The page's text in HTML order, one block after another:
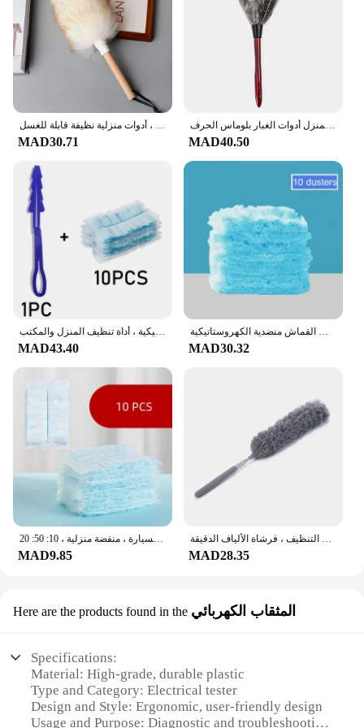
MAD30.71
ريشة المنفضة ريش النعام المنفضة مع مقبض الخشب فرشاة الغبار الملحقات لتنظيف المنزل أدوات الغبار بلوماس الحرف
MAD40.50
منافض للاستعمال مرة واحدة برؤوس استبدال ، فرشاة تنظيف قابلة للتحجيم ، عبوات منفضة واجب ، منفضة الكتروستاتيكية ، أداة تنظيف المنزل والمكتب
MAD43.40
تمديد القطب مجمع الغبار للمنزل المتاح الألياف القماش منضدية الكهروستاتيكية Precipitator لتنظيف الارتفاعات العالية
MAD30.32
فرشاة غبار مايكروفايبر للاستعمال مرة واحدة ، ألياف ماصة ، تكييف هواء ، تنظيف أثاث السيارة ، منفضة منزلية ، 10: 50: 20
MAD9.85
منفضة الغبار الكهروستاتيكية ، تلسكوبية ، مرنة ، الفولاذ المقاوم للصدأ ، الريش المنزلي ، أداة التنظيف ، فرشاة الألياف الدقيقة
MAD28.35
Here are the products found in the المثقاب الكهربائي
Specifications:
Material: High-grade, durable plastic
Type and Category: Electrical tester
Design and Style: Ergonomic, user-friendly design
Usage and Purpose: Diagnostic and troubleshooting